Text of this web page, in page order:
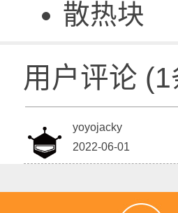
散
用户评论 (1
yoyojacky
2022-06-01